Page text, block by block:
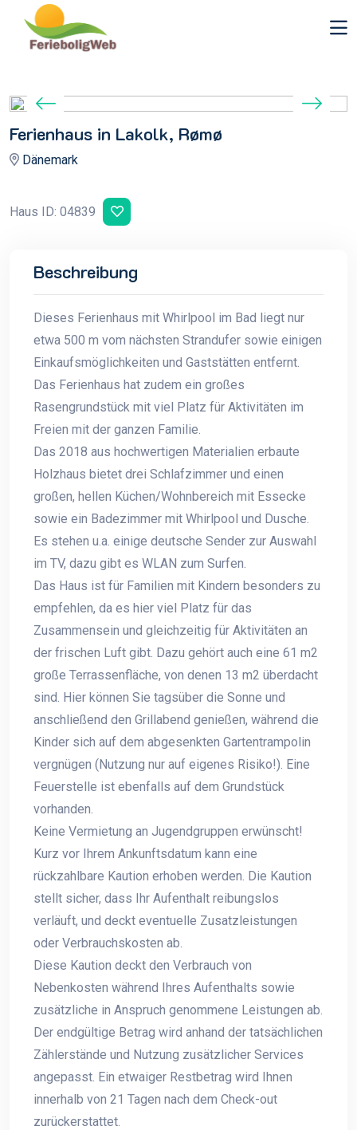
Ferienhaus in Lakolk, Rømø
Dänemark
Haus ID: 04839
Beschreibung
Dieses Ferienhaus mit Whirlpool im Bad liegt nur
etwa 500 m vom nächsten Strandufer sowie einigen
Einkaufsmöglichkeiten und Gaststätten entfernt.
Das Ferienhaus hat zudem ein großes
Rasengrundstück mit viel Platz für Aktivitäten im
Freien mit der ganzen Familie.
Das 2018 aus hochwertigen Materialien erbaute
Holzhaus bietet drei Schlafzimmer und einen
großen, hellen Küchen/Wohnbereich mit Essecke
sowie ein Badezimmer mit Whirlpool und Dusche.
Es stehen u.a. einige deutsche Sender zur Auswahl
im TV, dazu gibt es WLAN zum Surfen.
Das Haus ist für Familien mit Kindern besonders zu
empfehlen, da es hier viel Platz für das
Zusammensein und gleichzeitig für Aktivitäten an
der frischen Luft gibt. Dazu gehört auch eine 61 m2
große Terrassenfläche, von denen 13 m2 überdacht
sind. Hier können Sie tagsüber die Sonne und
anschließend den Grillabend genießen, während die
Kinder sich auf dem abgesenkten Gartentrampolin
vergnügen (Nutzung nur auf eigenes Risiko!). Eine
Feuerstelle ist ebenfalls auf dem Grundstück
vorhanden.
Keine Vermietung an Jugendgruppen erwünscht!
Kurz vor Ihrem Ankunftsdatum kann eine
rückzahlbare Kaution erhoben werden. Die Kaution
stellt sicher, dass Ihr Aufenthalt reibungslos
verläuft, und deckt eventuelle Zusatzleistungen
oder Verbrauchskosten ab.
Diese Kaution deckt den Verbrauch von
Nebenkosten während Ihres Aufenthalts sowie
zusätzliche in Anspruch genommene Leistungen ab.
Der endgültige Betrag wird anhand der tatsächlichen
Zählerstände und Nutzung zusätzlicher Services
angepasst. Ein etwaiger Restbetrag wird Ihnen
innerhalb von 21 Tagen nach dem Check-out
zurückerstattet.